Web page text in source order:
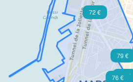
72 €
72 €
76 €
79 €